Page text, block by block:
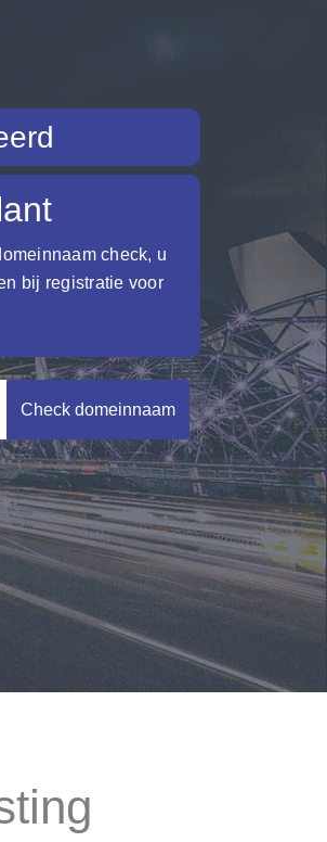
check, u
bij registratie voor
Check domeinnaam